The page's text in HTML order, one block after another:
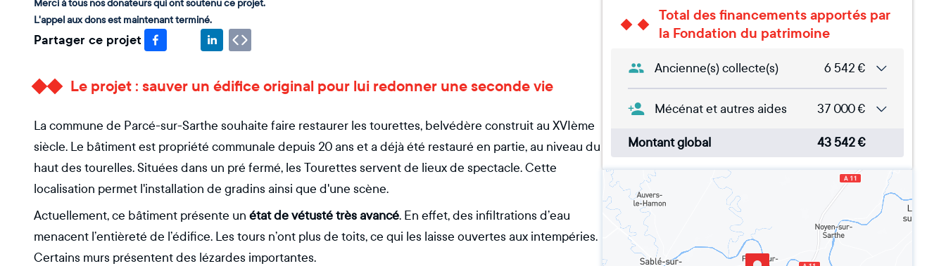
Merci à tous nos donateurs qui ont soutenu ce projet.
L'appel aux dons est maintenant terminé.
Partager ce projet
Le projet : sauver un édifice original pour lui redonner une seconde vie
La commune de Parcé-sur-Sarthe souhaite faire restaurer les tourettes, belvédère construit au XVIème
siècle. Le bâtiment est propriété communale depuis 20 ans et a déjà été restauré en partie, au niveau du
haut des tourelles. Situées dans un pré fermé, les Tourettes servent de lieux de spectacle. Cette
localisation permet l'installation de gradins ainsi que d'une scène.
Actuellement, ce bâtiment présente un état de vétusté très avancé. En effet, des infiltrations d’eau
menacent l’entièreté de l’édifice. Les tours n’ont plus de toits, ce qui les laisse ouvertes aux intempéries.
Certains murs présentent des lézardes importantes.
Total des financements apportés par
la Fondation du patrimoine
Ancienne(s) collecte(s) 6 542 €
Mécénat et autres aides 37 000€
Montant global 43 542€